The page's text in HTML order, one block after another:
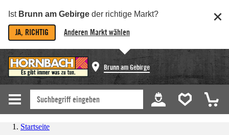
Ist Brunn am Gebirge der richtige Markt?
JA, RICHTIG Anderen Markt wählen
Brunn am Gebirge
Startseite